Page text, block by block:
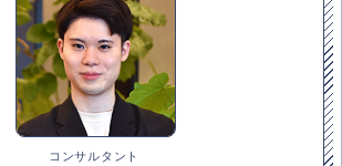
コンサルタント